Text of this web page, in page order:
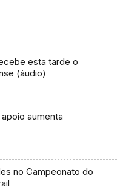
esta tarde o
(áudio)
aumenta
no Campeonato do